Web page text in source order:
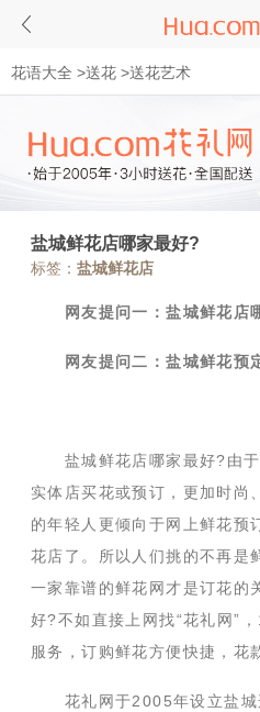
花语大全 >送花 >送花艺术
盐城鲜花店哪家最好?
标签： 盐城鲜花店
网友提问一：盐城鲜花店
网友提问二：盐城鲜花预
盐城鲜花店哪家最好?由于
实体店买花或预订，更加时尚
的年轻人更倾向于网上鲜花预
花店了。所以人们挑的不再是
一家靠谱的鲜花网才是订花的
好?不如直接上网找“花礼网”
服务，订购鲜花方便快捷，花
花礼网于2005年设立盐城